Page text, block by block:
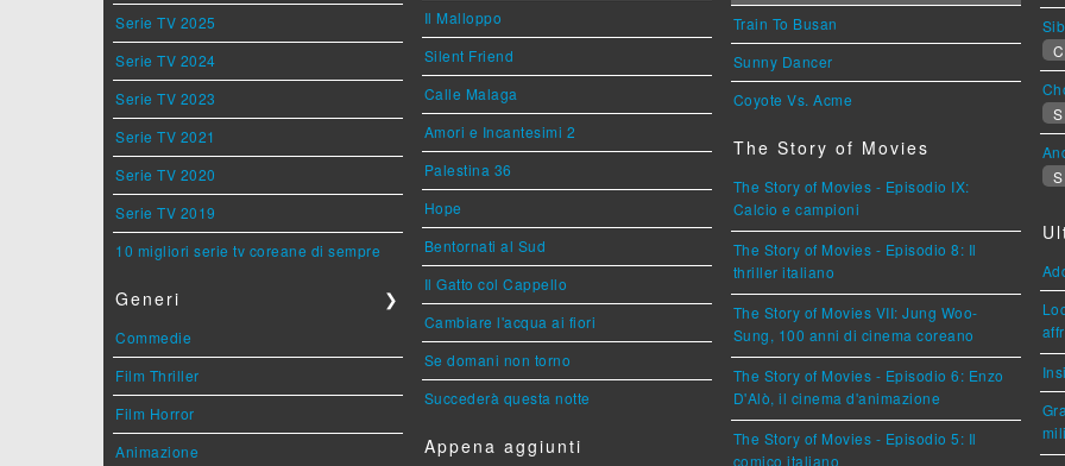
Serie TV 2025
Serie TV 2024
Serie TV 2023
Serie TV 2021
Serie TV 2020
Serie TV 2019
10 migliori serie tv coreane di sempre
Generi ❯
Commedie
Film Thriller
Film Horror
Animazione
Il Malloppo
Silent Friend
Calle Malaga
Amori e Incantesimi 2
Palestina 36
Hope
Bentornati al Sud
Il Gatto col Cappello
Cambiare l'acqua ai fiori
Se domani non torno
Succederà questa notte
Appena aggiunti
Train To Busan
Sunny Dancer
Coyote Vs. Acme
The Story of Movies
The Story of Movies - Episodio IX:
Calcio e campioni
The Story of Movies - Episodio 8: Il
thriller italiano
The Story of Movies VII: Jung Woo-
Sung, 100 anni di cinema coreano
The Story of Movies - Episodio 6: Enzo
D'Alò, il cinema d'animazione
The Story of Movies - Episodio 5: Il